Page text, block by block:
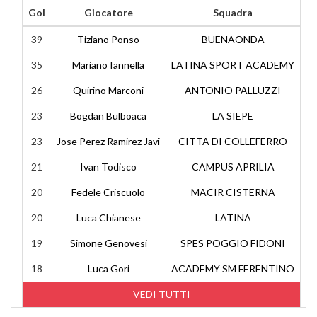
Gol Giocatore Squadra
VEDI TUTTI
39 Tiziano Ponso BUENAONDA
35 Mariano Iannella LATINA SPORT ACADEMY
26 Quirino Marconi ANTONIO PALLUZZI
23 Bogdan Bulboaca LA SIEPE
23 Jose Perez Ramirez Javi CITTA DI COLLEFERRO
21 Ivan Todisco CAMPUS APRILIA
20 Fedele Criscuolo MACIR CISTERNA
20 Luca Chianese LATINA
19 Simone Genovesi SPES POGGIO FIDONI
18 Luca Gori ACADEMY SM FERENTINO